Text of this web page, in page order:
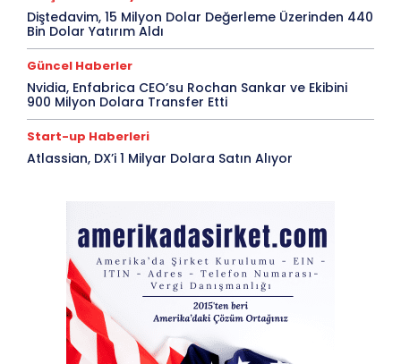
Diştedavim, 15 Milyon Dolar Değerleme Üzerinden 440
Bin Dolar Yatırım Aldı
Güncel Haberler
Nvidia, Enfabrica CEO’su Rochan Sankar ve Ekibini
900 Milyon Dolara Transfer Etti
Start-up Haberleri
Atlassian, DX’i 1 Milyar Dolara Satın Alıyor